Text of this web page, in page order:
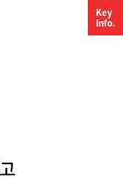
Key
Info.